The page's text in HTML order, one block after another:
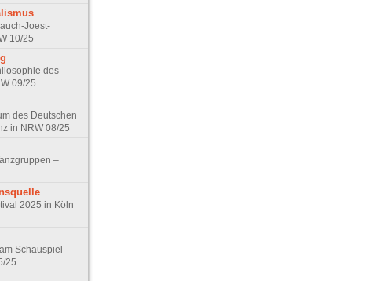
Joest-
10/25
des
09/25
des Deutschen
in NRW 08/25
–
2025 in Köln
am Schauspiel
25